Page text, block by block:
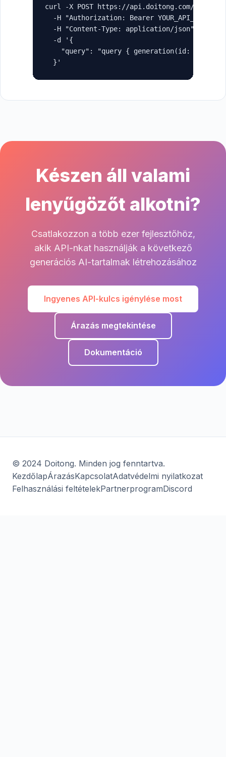
curl -X POST https://api.doitong.com/
  -H "Authorization: Bearer YOUR_API_KEY" \
  -H "Content-Type: application/json" \
  -d '{
"query": "query { generation(id:
  }'
Készen áll valami
lenyűgözőt alkotni?
Csatlakozzon a több ezer fejlesztőhöz,
akik API-nkat használják a következő
generációs AI-tartalmak létrehozásához
Ingyenes API-kulcs igénylése most
Árazás megtekintése
Dokumentáció
© 2024 Doitong. Minden jog fenntartva.
KezdőlapÁrazásKapcsolatAdatvédelmi nyilatkozat
Felhasználási feltételekPartnerprogramDiscord